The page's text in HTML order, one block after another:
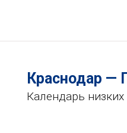
Краснодар —
Календарь